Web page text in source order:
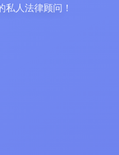
人法律顾问！